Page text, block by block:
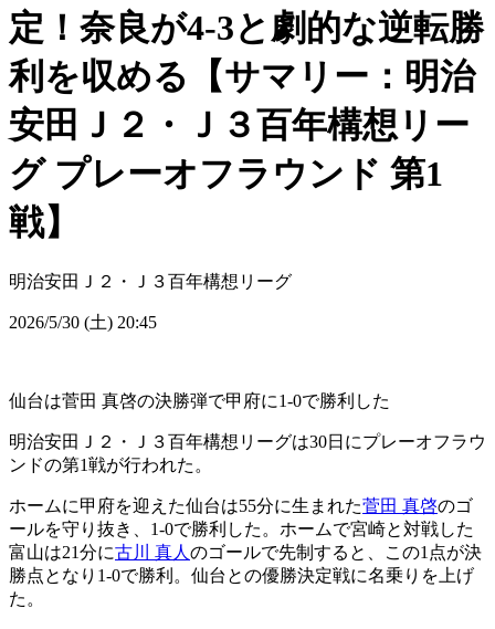
定！奈良が4-3と劇的な逆転勝
利を収める【サマリー：明治
安田Ｊ２・Ｊ３百年構想リー
グ プレーオフラウンド 第1
戦】
明治安田Ｊ２・Ｊ３百年構想リーグ
2026/5/30 (土) 20:45
仙台は菅田 真啓の決勝弾で甲府に1-0で勝利した
明治安田Ｊ２・Ｊ３百年構想リーグは30日にプレーオフラウ
ンドの第1戦が行われた。
ホームに甲府を迎えた仙台は55分に生まれた菅田 真啓のゴ
ールを守り抜き、1-0で勝利した。ホームで宮崎と対戦した
富山は21分に古川 真人 のゴールで先制すると、この1点が決
勝点となり1-0で勝利。仙台との優勝決定戦に名乗りを上げ
た。